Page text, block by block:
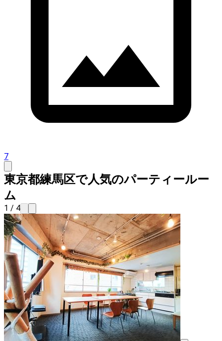
7
東京都練馬区で人気のパーティールー
ム
1 / 4